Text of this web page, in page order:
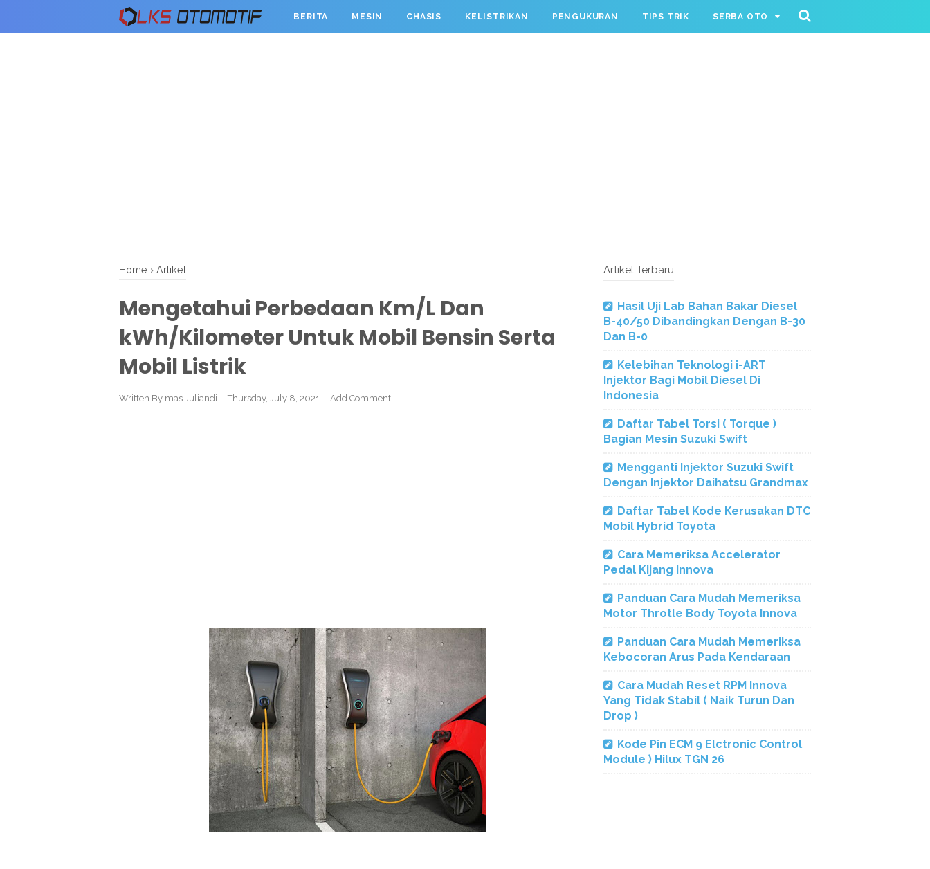
BERITA MESIN CHASIS KELISTRIKAN PENGUKURAN TIPS TRIK SERBA OTO
Home › Artikel
Mengetahui Perbedaan Km/L Dan
kWh/Kilometer Untuk Mobil Bensin Serta
Mobil Listrik
Written By mas Juliandi Thursday, July 8, 2021 Add Comment
Artikel Terbaru
Hasil Uji Lab Bahan Bakar Diesel
B-40/50 Dibandingkan Dengan B-30
Dan B-0
Kelebihan Teknologi i-ART
Injektor Bagi Mobil Diesel Di
Indonesia
Daftar Tabel Torsi ( Torque )
Bagian Mesin Suzuki Swift
Mengganti Injektor Suzuki Swift
Dengan Injektor Daihatsu Grandmax
Daftar Tabel Kode Kerusakan DTC
Mobil Hybrid Toyota
Cara Memeriksa Accelerator
Pedal Kijang Innova
Panduan Cara Mudah Memeriksa
Motor Throtle Body Toyota Innova
Panduan Cara Mudah Memeriksa
Kebocoran Arus Pada Kendaraan
Cara Mudah Reset RPM Innova
Yang Tidak Stabil ( Naik Turun Dan
Drop )
Kode Pin ECM 9 Elctronic Control
Module ) Hilux TGN 26